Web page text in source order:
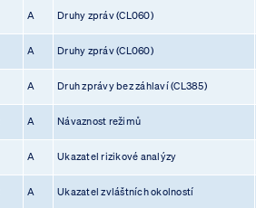
A Druhy zpráv (CL060)
A Druhy zpráv (CL060)
A Druh zprávy bez záhlaví (CL385)
A Návaznost režimů
A Ukazatel rizikové analýzy
A Ukazatel zvláštních okolností